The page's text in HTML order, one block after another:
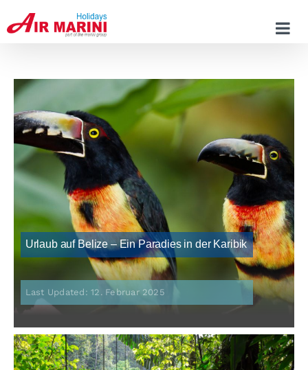
Inhalt
Urlaub auf Belize – Ein Paradies in der Karibik
Last Updated: 12. Februar 2025